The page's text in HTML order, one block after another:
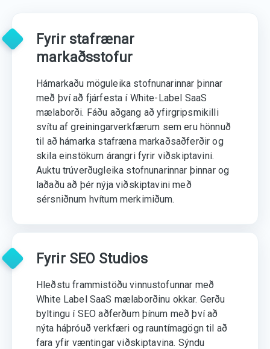
Fyrir stafrænar
markaðsstofur
Hámarkaðu möguleika stofnunarinnar þinnar
með því að fjárfesta í White-Label SaaS
mælaborði. Fáðu aðgang að yfirgripsmikilli
svítu af greiningarverkfærum sem eru hönnuð
til að hámarka stafræna markaðsaðferðir og
skila einstökum árangri fyrir viðskiptavini.
Auktu trúverðugleika stofnunarinnar þinnar og
laðaðu að þér nýja viðskiptavini með
sérsniðnum hvítum merkimiðum.
Fyrir SEO Studios
Hleðstu frammistöðu vinnustofunnar með
White Label SaaS mælaborðinu okkar. Gerðu
byltingu í SEO aðferðum þínum með því að
nýta háþróuð verkfæri og rauntímagögn til að
fara yfir væntingar viðskiptavina. Sýndu